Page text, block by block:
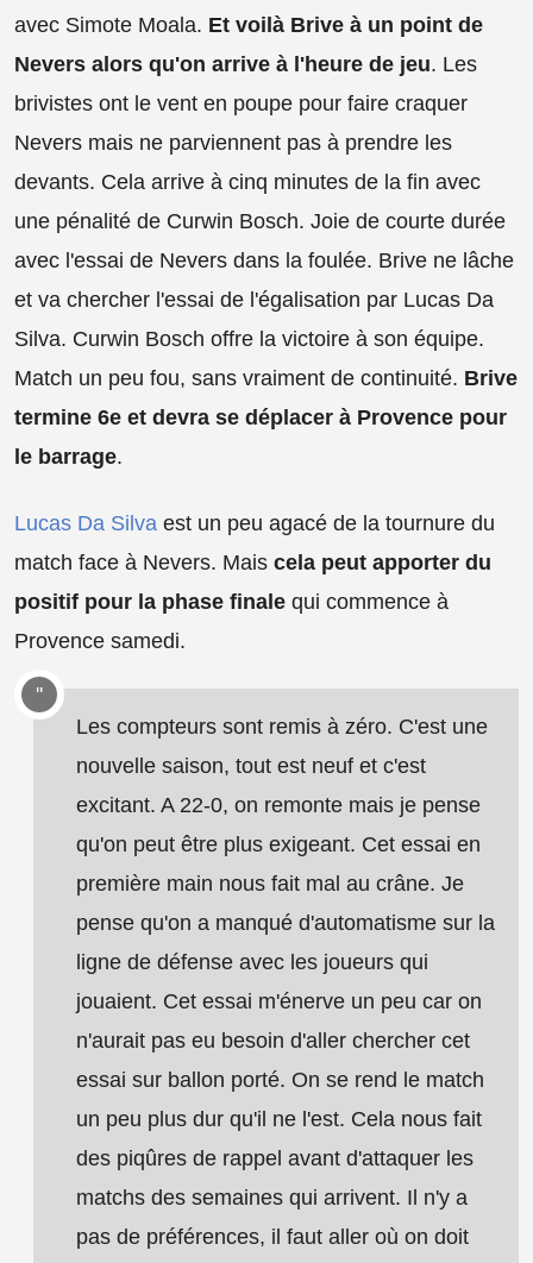
avec Simote Moala. Et voilà Brive à un point de
Nevers alors qu'on arrive à l'heure de jeu. Les
brivistes ont le vent en poupe pour faire craquer
Nevers mais ne parviennent pas à prendre les
devants. Cela arrive à cinq minutes de la fin avec
une pénalité de Curwin Bosch. Joie de courte durée
avec l'essai de Nevers dans la foulée. Brive ne lâche
et va chercher l'essai de l'égalisation par Lucas Da
Silva. Curwin Bosch offre la victoire à son équipe.
Match un peu fou, sans vraiment de continuité. Brive
termine 6e et devra se déplacer à Provence pour
le barrage.
Lucas Da Silva est un peu agacé de la tournure du
match face à Nevers. Mais cela peut apporter du
positif pour la phase finale qui commence à
Provence samedi.
Les compteurs sont remis à zéro. C'est une
nouvelle saison, tout est neuf et c'est
excitant. A 22-0, on remonte mais je pense
qu'on peut être plus exigeant. Cet essai en
première main nous fait mal au crâne. Je
pense qu'on a manqué d'automatisme sur la
ligne de défense avec les joueurs qui
jouaient. Cet essai m'énerve un peu car on
n'aurait pas eu besoin d'aller chercher cet
essai sur ballon porté. On se rend le match
un peu plus dur qu'il ne l'est. Cela nous fait
des piqûres de rappel avant d'attaquer les
matchs des semaines qui arrivent. Il n'y a
pas de préférences, il faut aller où on doit